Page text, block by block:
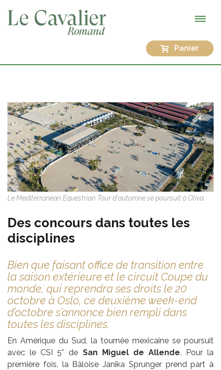
Panier
Le Mediterranean Equestrian Tour d'automne se poursuit à Oliva.
Des concours dans toutes les
disciplines
Bien que faisant office de transition entre
la saison extérieure et le circuit Coupe du
monde, qui reprendra ses droits le 20
octobre à Oslo, ce deuxième week-end
d’octobre s’annonce bien rempli dans
toutes les disciplines.
En Amérique du Sud, la tournée mexicaine se poursuit
avec le CSI 5* de San Miguel de Allende. Pour la
première fois, la Bâloise Janika Sprunger prend part à